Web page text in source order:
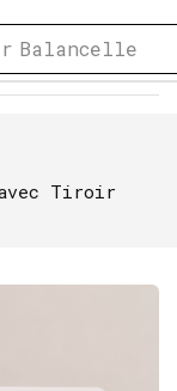
Balancelle
Tiroir